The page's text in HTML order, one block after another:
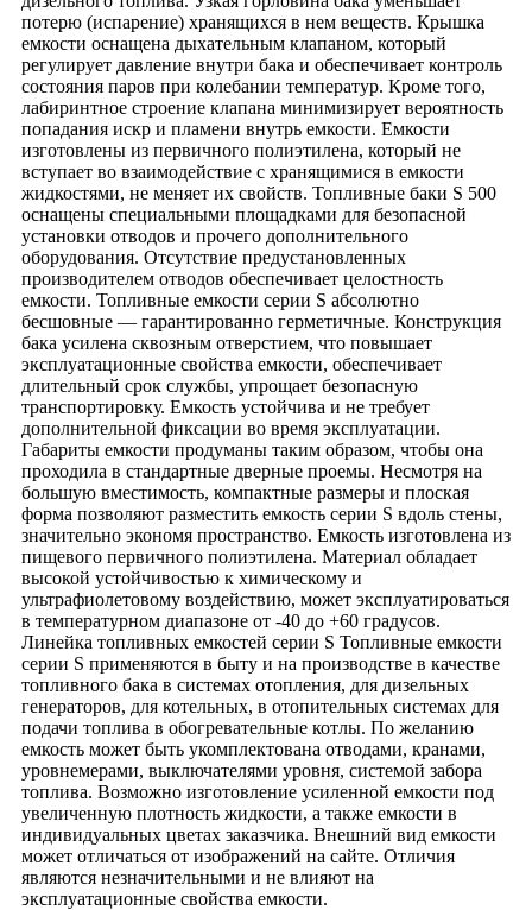
потерю (испарение) хранящихся в нем веществ. Крышка
емкости оснащена дыхательным клапаном, который
регулирует давление внутри бака и обеспечивает контроль
состояния паров при колебании температур. Кроме того,
лабиринтное строение клапана минимизирует вероятность
попадания искр и пламени внутрь емкости. Емкости
изготовлены из первичного полиэтилена, который не
вступает во взаимодействие с хранящимися в емкости
жидкостями, не меняет их свойств. Топливные баки S 500
оснащены специальными площадками для безопасной
установки отводов и прочего дополнительного
оборудования. Отсутствие предустановленных
производителем отводов обеспечивает целостность
емкости. Топливные емкости серии S абсолютно
бесшовные — гарантированно герметичные. Конструкция
бака усилена сквозным отверстием, что повышает
эксплуатационные свойства емкости, обеспечивает
длительный срок службы, упрощает безопасную
транспортировку. Емкость устойчива и не требует
дополнительной фиксации во время эксплуатации.
Габариты емкости продуманы таким образом, чтобы она
проходила в стандартные дверные проемы. Несмотря на
большую вместимость, компактные размеры и плоская
форма позволяют разместить емкость серии S вдоль стены,
значительно экономя пространство. Емкость изготовлена из
пищевого первичного полиэтилена. Материал обладает
высокой устойчивостью к химическому и
ультрафиолетовому воздействию, может эксплуатироваться
в температурном диапазоне от -40 до +60 градусов.
Линейка топливных емкостей серии S Топливные емкости
серии S применяются в быту и на производстве в качестве
топливного бака в системах отопления, для дизельных
генераторов, для котельных, в отопительных системах для
подачи топлива в обогревательные котлы. По желанию
емкость может быть укомплектована отводами, кранами,
уровнемерами, выключателями уровня, системой забора
топлива. Возможно изготовление усиленной емкости под
увеличенную плотность жидкости, а также емкости в
индивидуальных цветах заказчика. Внешний вид емкости
может отличаться от изображений на сайте. Отличия
являются незначительными и не влияют на
эксплуатационные свойства емкости.